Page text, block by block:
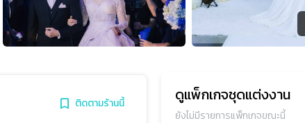
ติดตามร้านนี้ ดูแพ็กเกจชุดแต่งงาน
ยังไม่มีรายการแพ็กเกจขณะนี้